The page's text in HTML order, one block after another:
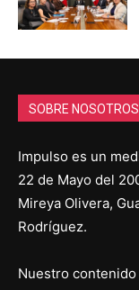
SOBRE NOSOTROS
Impulso es un
22 de Mayo del
Mireya Olivera,
Rodríguez.
Nuestro